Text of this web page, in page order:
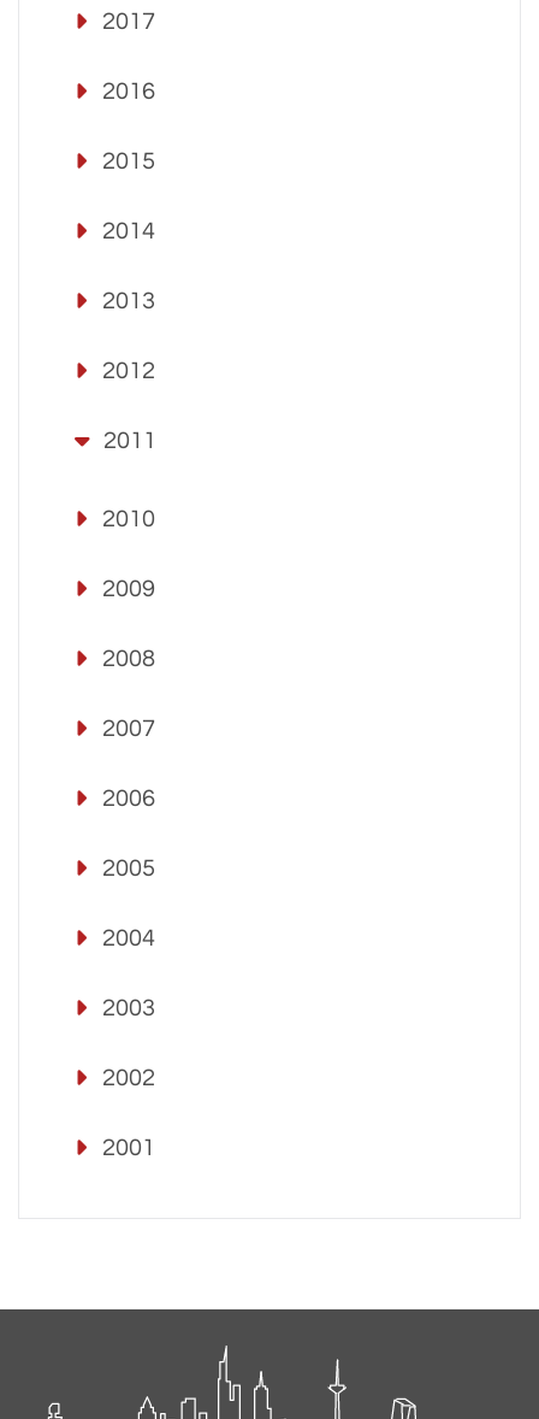
2017
2016
2015
2014
2013
2012
2011
2010
2009
2008
2007
2006
2005
2004
2003
2002
2001